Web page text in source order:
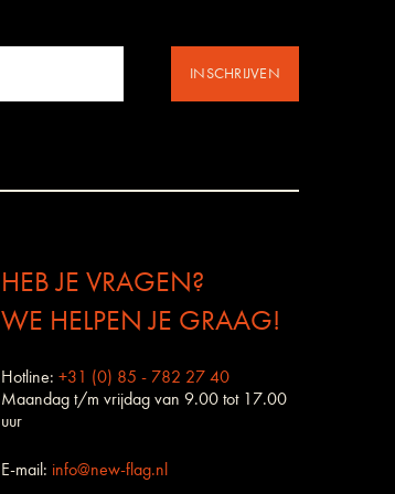
INSCHRIJVEN
HEB JE VRAGEN?
WE HELPEN JE GRAAG!
Hotline: +31 (0) 85 - 782 27 40
Maandag t/m vrijdag van 9.00 tot 17.00
uur
E-mail: info@new-flag.nl